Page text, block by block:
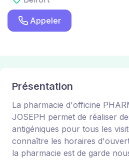
Appeler
Présentation
La pharmacie d'officine
JOSEPH permet de réaliser
antigéniques pour tous les
connaître les horaires
la pharmacie est de garde